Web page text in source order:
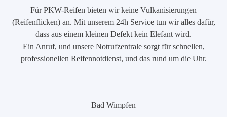
Für PKW-Reifen bieten wir keine Vulkanisierungen
(Reifenflicken) an. Mit unserem 24h Service tun wir alles dafür,
dass aus einem kleinen Defekt kein Elefant wird.
Ein Anruf, und unsere Notrufzentrale sorgt für schnellen,
professionellen Reifennotdienst, und das rund um die Uhr.
Bad Wimpfen